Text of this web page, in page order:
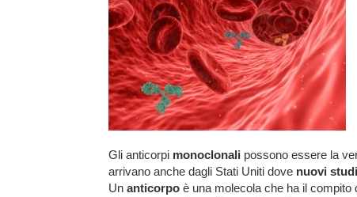
Gli anticorpi monoclonali possono essere la
arrivano anche dagli Stati Uniti dove nuovi
Un anticorpo è una molecola che ha il compito